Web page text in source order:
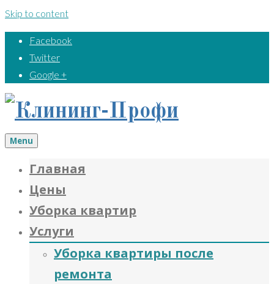
Skip to content
Facebook
Twitter
Google +
Menu
Главная
Цены
Уборка квартир
Услуги
Уборка квартиры после
ремонта